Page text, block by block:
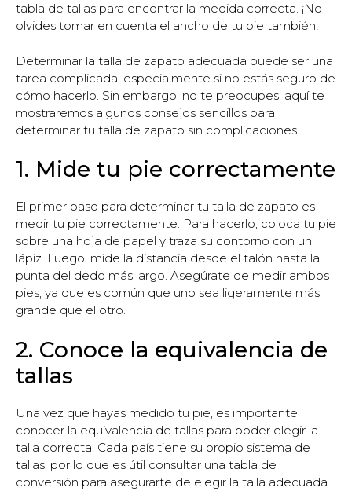
tabla de tallas para encontrar la medida correcta. ¡No
olvides tomar en cuenta el ancho de tu pie también!
Determinar la talla de zapato adecuada puede ser una
tarea complicada, especialmente si no estás seguro de
cómo hacerlo. Sin embargo, no te preocupes, aquí te
mostraremos algunos consejos sencillos para
determinar tu talla de zapato sin complicaciones.
1. Mide tu pie correctamente
El primer paso para determinar tu talla de zapato es
medir tu pie correctamente. Para hacerlo, coloca tu pie
sobre una hoja de papel y traza su contorno con un
lápiz. Luego, mide la distancia desde el talón hasta la
punta del dedo más largo. Asegúrate de medir ambos
pies, ya que es común que uno sea ligeramente más
grande que el otro.
2. Conoce la equivalencia de
tallas
Una vez que hayas medido tu pie, es importante
conocer la equivalencia de tallas para poder elegir la
talla correcta. Cada país tiene su propio sistema de
tallas, por lo que es útil consultar una tabla de
conversión para asegurarte de elegir la talla adecuada.